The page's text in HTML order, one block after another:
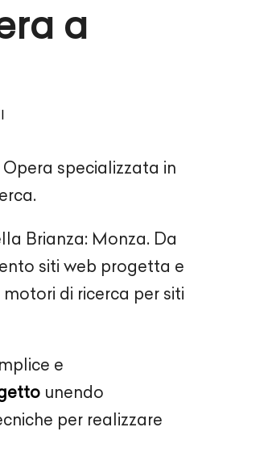
a
Opera specializzata in
Brianza: Monza. Da
siti web progetta e
di ricerca per siti
e
unendo
per realizzare